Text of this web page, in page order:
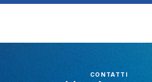
CONTATTI